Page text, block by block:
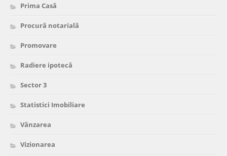
Prima Casă
Procură notarială
Promovare
Radiere ipotecă
Sector 3
Statistici Imobiliare
Vânzarea
Vizionarea